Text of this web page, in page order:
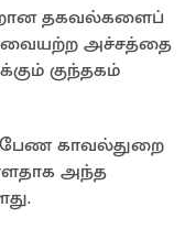
தகவல்களைப்
அச்சத்தை
குந்தகம்
பேண காவல்துறை
அந்த